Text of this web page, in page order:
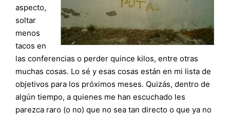
aspecto,
soltar
menos
tacos en
las conferencias o perder quince kilos, entre otras
muchas cosas. Lo sé y esas cosas están en mi lista de
objetivos para los próximos meses. Quizás, dentro de
algún tiempo, a quienes me han escuchado les
parezca raro (o no) que no sea tan directo o que ya no